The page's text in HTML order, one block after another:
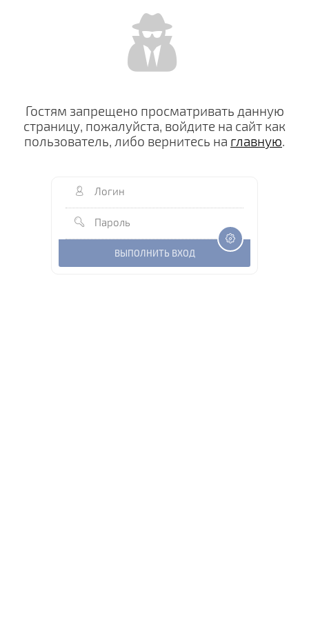
Гостям запрещено просматривать данную
страницу, пожалуйста, войдите на сайт как
пользователь, либо вернитесь на главную.